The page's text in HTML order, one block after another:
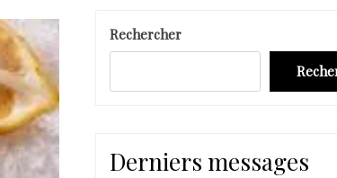
Rechercher
Derniers messages